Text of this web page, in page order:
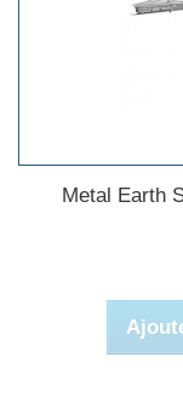
Metal Earth